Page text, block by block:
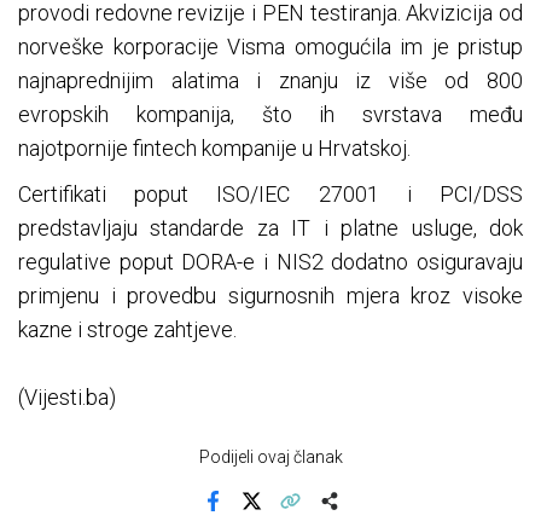
provodi redovne revizije i PEN testiranja. Akvizicija od
norveške korporacije Visma omogućila im je pristup
najnaprednijim alatima i znanju iz više od 800
evropskih kompanija, što ih svrstava među
najotpornije fintech kompanije u Hrvatskoj.
Certifikati poput ISO/IEC 27001 i PCI/DSS
predstavljaju standarde za IT i platne usluge, dok
regulative poput DORA-e i NIS2 dodatno osiguravaju
primjenu i provedbu sigurnosnih mjera kroz visoke
kazne i stroge zahtjeve.
(Vijesti.ba)
Podijeli ovaj članak